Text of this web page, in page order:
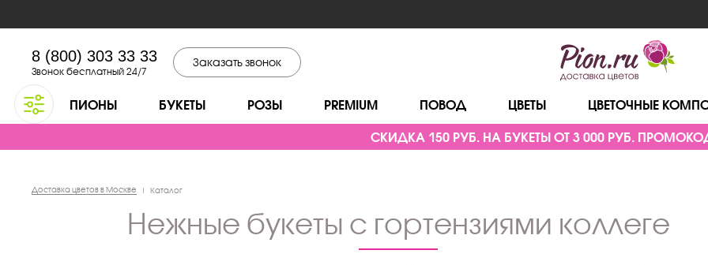
8 (800) 303 33 33
Звонок бесплатный 24/7
Заказать звонок
ПИОНЫ БУКЕТЫ РОЗЫ PREMIUM ПОВОД ЦВЕТЫ ЦВЕТОЧНЫЕ
СКИДКА 150 РУБ. НА БУКЕТЫ ОТ 3 000 РУБ.
Доставка цветов в Москве | Каталог
нежные букеты с гортензиями коллеге